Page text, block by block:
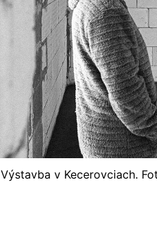
Výstavba v Kecerovciach.